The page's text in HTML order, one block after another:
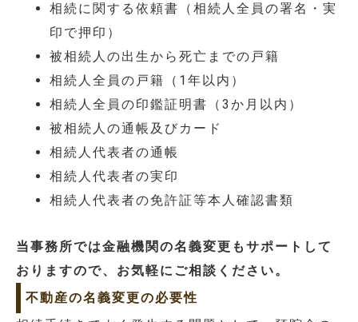
相続に関する依頼書（相続人全員の署名・実
印で押印）
被相続人の出生から死亡までの戸籍
相続人全員の戸籍（1年以内）
相続人全員の印鑑証明書（3か月以内）
被相続人の通帳及びカード
相続人代表者の通帳
相続人代表者の実印
相続人代表者の免許証等本人確認書類
当事務所では金融機関の名義変更もサポートして
おりますので、お気軽にご相談ください。
不動産の名義変更の必要性